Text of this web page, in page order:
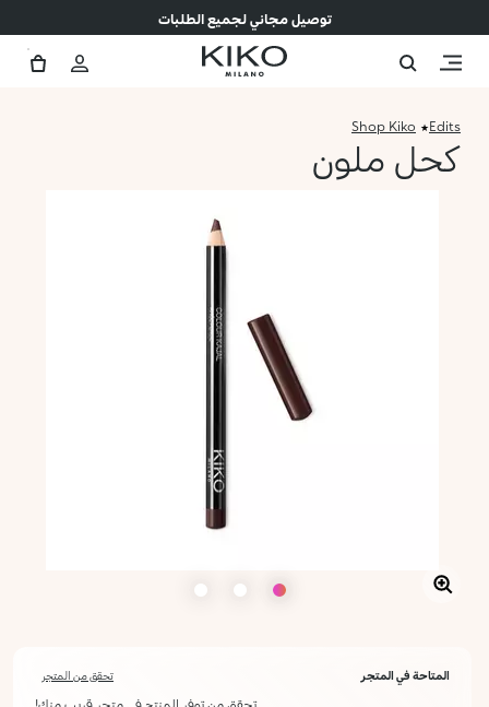
توصيل مجاني لجميع الطلبات
Edits
Shop Kiko
كحل ملون
المتاحة في المتجر تحقق من المتجر